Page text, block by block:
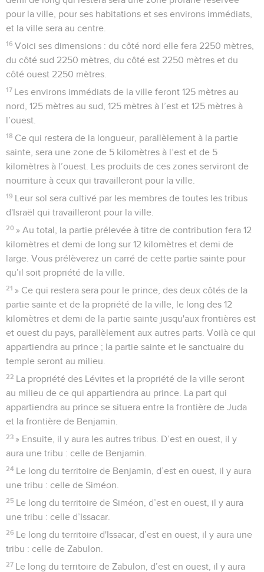
pour la ville, pour ses habitations et ses environs immédiats,
et la ville sera au centre.
16 Voici ses dimensions : du côté nord elle fera 2250 mètres,
du côté sud 2250 mètres, du côté est 2250 mètres et du
côté ouest 2250 mètres.
17 Les environs immédiats de la ville feront 125 mètres au
nord, 125 mètres au sud, 125 mètres à l’est et 125 mètres à
l’ouest.
18 Ce qui restera de la longueur, parallèlement à la partie
sainte, sera une zone de 5 kilomètres à l’est et de 5
kilomètres à l’ouest. Les produits de ces zones serviront de
nourriture à ceux qui travailleront pour la ville.
19 Leur sol sera cultivé par les membres de toutes les tribus
d'Israël qui travailleront pour la ville.
20 » Au total, la partie prélevée à titre de contribution fera 12
kilomètres et demi de long sur 12 kilomètres et demi de
large. Vous prélèverez un carré de cette partie sainte pour
qu’il soit propriété de la ville.
21 » Ce qui restera sera pour le prince, des deux côtés de la
partie sainte et de la propriété de la ville, le long des 12
kilomètres et demi de la partie sainte jusqu'aux frontières est
et ouest du pays, parallèlement aux autres parts. Voilà ce qui
appartiendra au prince ; la partie sainte et le sanctuaire du
temple seront au milieu.
22 La propriété des Lévites et la propriété de la ville seront
au milieu de ce qui appartiendra au prince. La part qui
appartiendra au prince se situera entre la frontière de Juda
et la frontière de Benjamin.
23 » Ensuite, il y aura les autres tribus. D’est en ouest, il y
aura une tribu : celle de Benjamin.
24 Le long du territoire de Benjamin, d’est en ouest, il y aura
une tribu : celle de Siméon.
25 Le long du territoire de Siméon, d’est en ouest, il y aura
une tribu : celle d’Issacar.
26 Le long du territoire d'Issacar, d’est en ouest, il y aura une
tribu : celle de Zabulon.
27 Le long du territoire de Zabulon, d’est en ouest, il y aura